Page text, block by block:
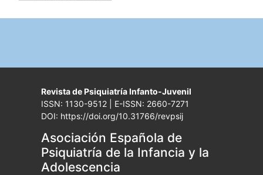
Revista de Psiquiatría Infanto-Juvenil
ISSN: 1130-9512 | E-ISSN: 2660-7271
DOI: https://doi.org/10.31766/revpsij
Asociación Española de
Psiquiatría de la Infancia y la
Adolescencia